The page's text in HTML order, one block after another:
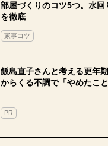
部屋づくりのコツ5つ。水回
を徹底
家事コツ
飯島直子さんと考える更年
からくる不調で「やめたこ
PR